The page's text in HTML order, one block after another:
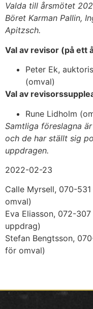
Valda till årsmötet
Böret Karman Pallin,
Apitzsch.
Val av revisor (på ett
Peter Ek,
(omval)
Val av
Rune Lidholm
Samtliga föreslagna
och de har ställt sig
uppdragen.
2022-02-23
Calle Myrsell, 070-
omval)
Eva Eliasson, 072-
uppdrag)
Stefan Bengtsson,
för omval)